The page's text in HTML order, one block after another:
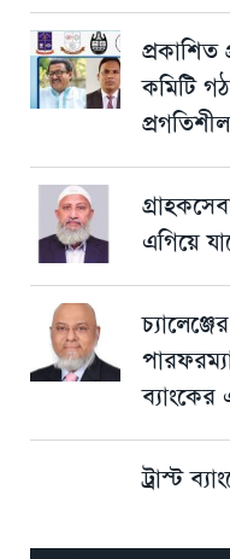
প্রকাশিত
কমিটি
এগিয়ে
ট্রাস্ট